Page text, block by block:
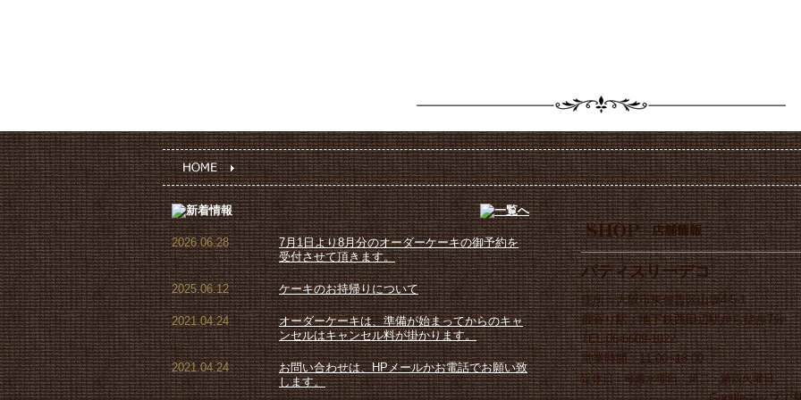
2026.06.28
7月1日より8月分のオーダーケーキの御予約を
受付させて頂きます。
2025.06.12 ケーキのお持帰りについて
2021.04.24
オーダーケーキは、準備が始まってからのキャ
ンセルはキャンセル料が掛かります。
2021.04.24
お問い合わせは、HPメールかお電話でお願い致
します。
パティスリーデコ
住所：大阪市東住吉区山坂4-5-1
最寄り駅：地下鉄西田辺駅から徒歩7分
TEL:06-6609-1022
営業時間：11:00~18:00
定休日：毎週水曜日、第二・第四火曜日